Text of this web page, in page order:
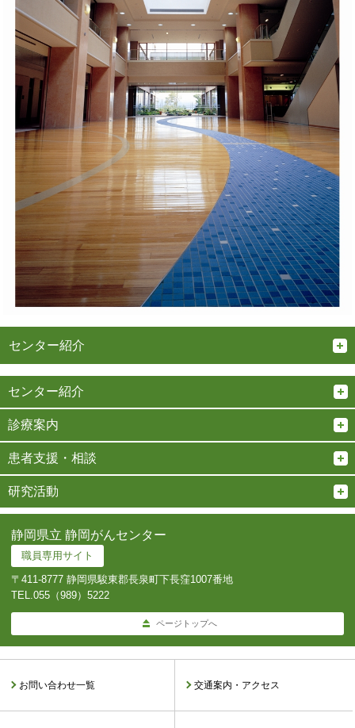
センター紹介
センター紹介
診療案内
患者支援・相談
研究活動
静岡県立 静岡がんセンター
職員専用サイト
〒411-8777 静岡県駿東郡長泉町下長窪1007番地
TEL.055（989）5222
ページトップへ
お問い合わせ一覧 交通案内・アクセス